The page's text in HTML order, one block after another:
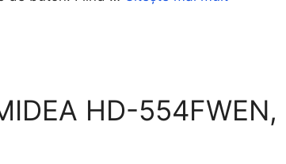
HD-554FWEN,